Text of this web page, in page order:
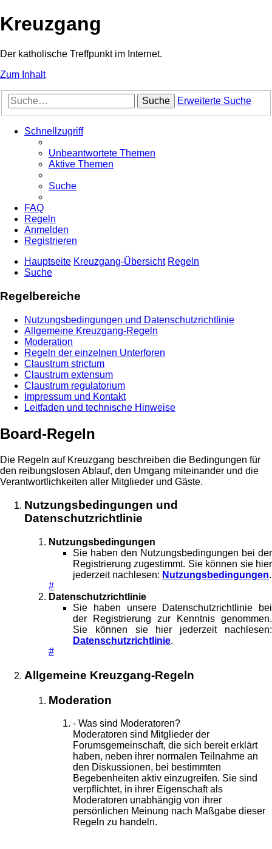
Kreuzgang
Der katholische Treffpunkt im Internet.
Zum Inhalt
Suche Erweiterte Suche
Schnellzugriff
Unbeantwortete Themen
Aktive Themen
Suche
FAQ
Regeln
Anmelden
Registrieren
Hauptseite Kreuzgang-Übersicht Regeln
Suche
Regelbereiche
Nutzungsbedingungen und Datenschutzrichtlinie
Allgemeine Kreuzgang-Regeln
Moderation
Regeln der einzelnen Unterforen
Claustrum strictum
Claustrum extensum
Claustrum regulatorium
Impressum und Kontakt
Leitfaden und technische Hinweise
Board-Regeln
Die Regeln auf Kreuzgang beschreiben die Bedingungen für
den reibungslosen Ablauf, den Umgang miteinander und die
Verantwortlichkeiten aller Mitglieder und Gäste.
Nutzungsbedingungen und
Datenschutzrichtlinie
Nutzungsbedingungen
Sie haben den Nutzungsbedingungen bei der
Registrierung zugestimmt. Sie können sie hier
jederzeit nachlesen: Nutzungsbedingungen.
#
Datenschutzrichtlinie
Sie haben unsere Datenschutzrichtlinie bei
der Registrierung zur Kenntnis genommen.
Sie können sie hier jederzeit nachlesen:
Datenschutzrichtlinie.
#
Allgemeine Kreuzgang-Regeln
Moderation
- Was sind Moderatoren?
Moderatoren sind Mitglieder der
Forumsgemeinschaft, die sich bereit erklärt
haben, neben ihrer normalen Teilnahme an
den Diskussionen, bei bestimmten
Begebenheiten aktiv einzugreifen. Sie sind
verpflichtet, in ihrer Eigenschaft als
Moderatoren unabhängig von ihrer
persönlichen Meinung nach Maßgabe dieser
Regeln zu handeln.